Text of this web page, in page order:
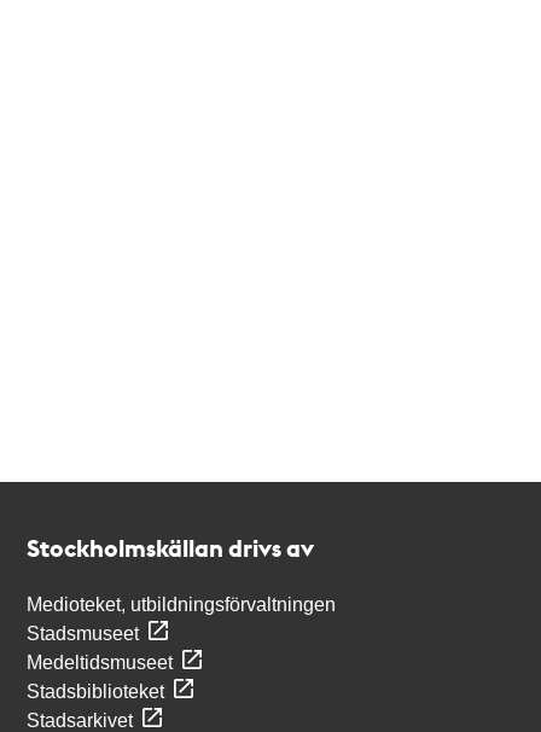
Stockholmskällan drivs av
Medioteket, utbildningsförvaltningen
Stadsmuseet
Medeltidsmuseet
Stadsbiblioteket
Stadsarkivet